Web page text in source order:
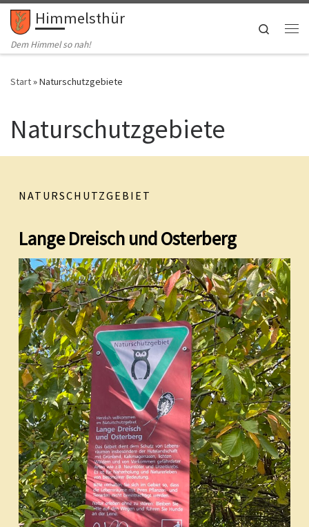
Zum Inhalt springen
Himmelsthür
Dem Himmel so nah!
Search
Start»Naturschutzgebiete
Naturschutzgebiete
NATURSCHUTZGEBIET
Lange Dreisch und Osterberg